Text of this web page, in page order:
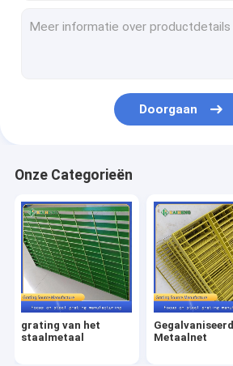
Gelast gaas hekwerk
De Producten van de ijzerdraad
Staalgrating Klemmen
Het Rek van het staalafval
Doorgaan
Onze Categorieën
grating van het
staalmetaal
Gegalvaniseerd
Metaalnet